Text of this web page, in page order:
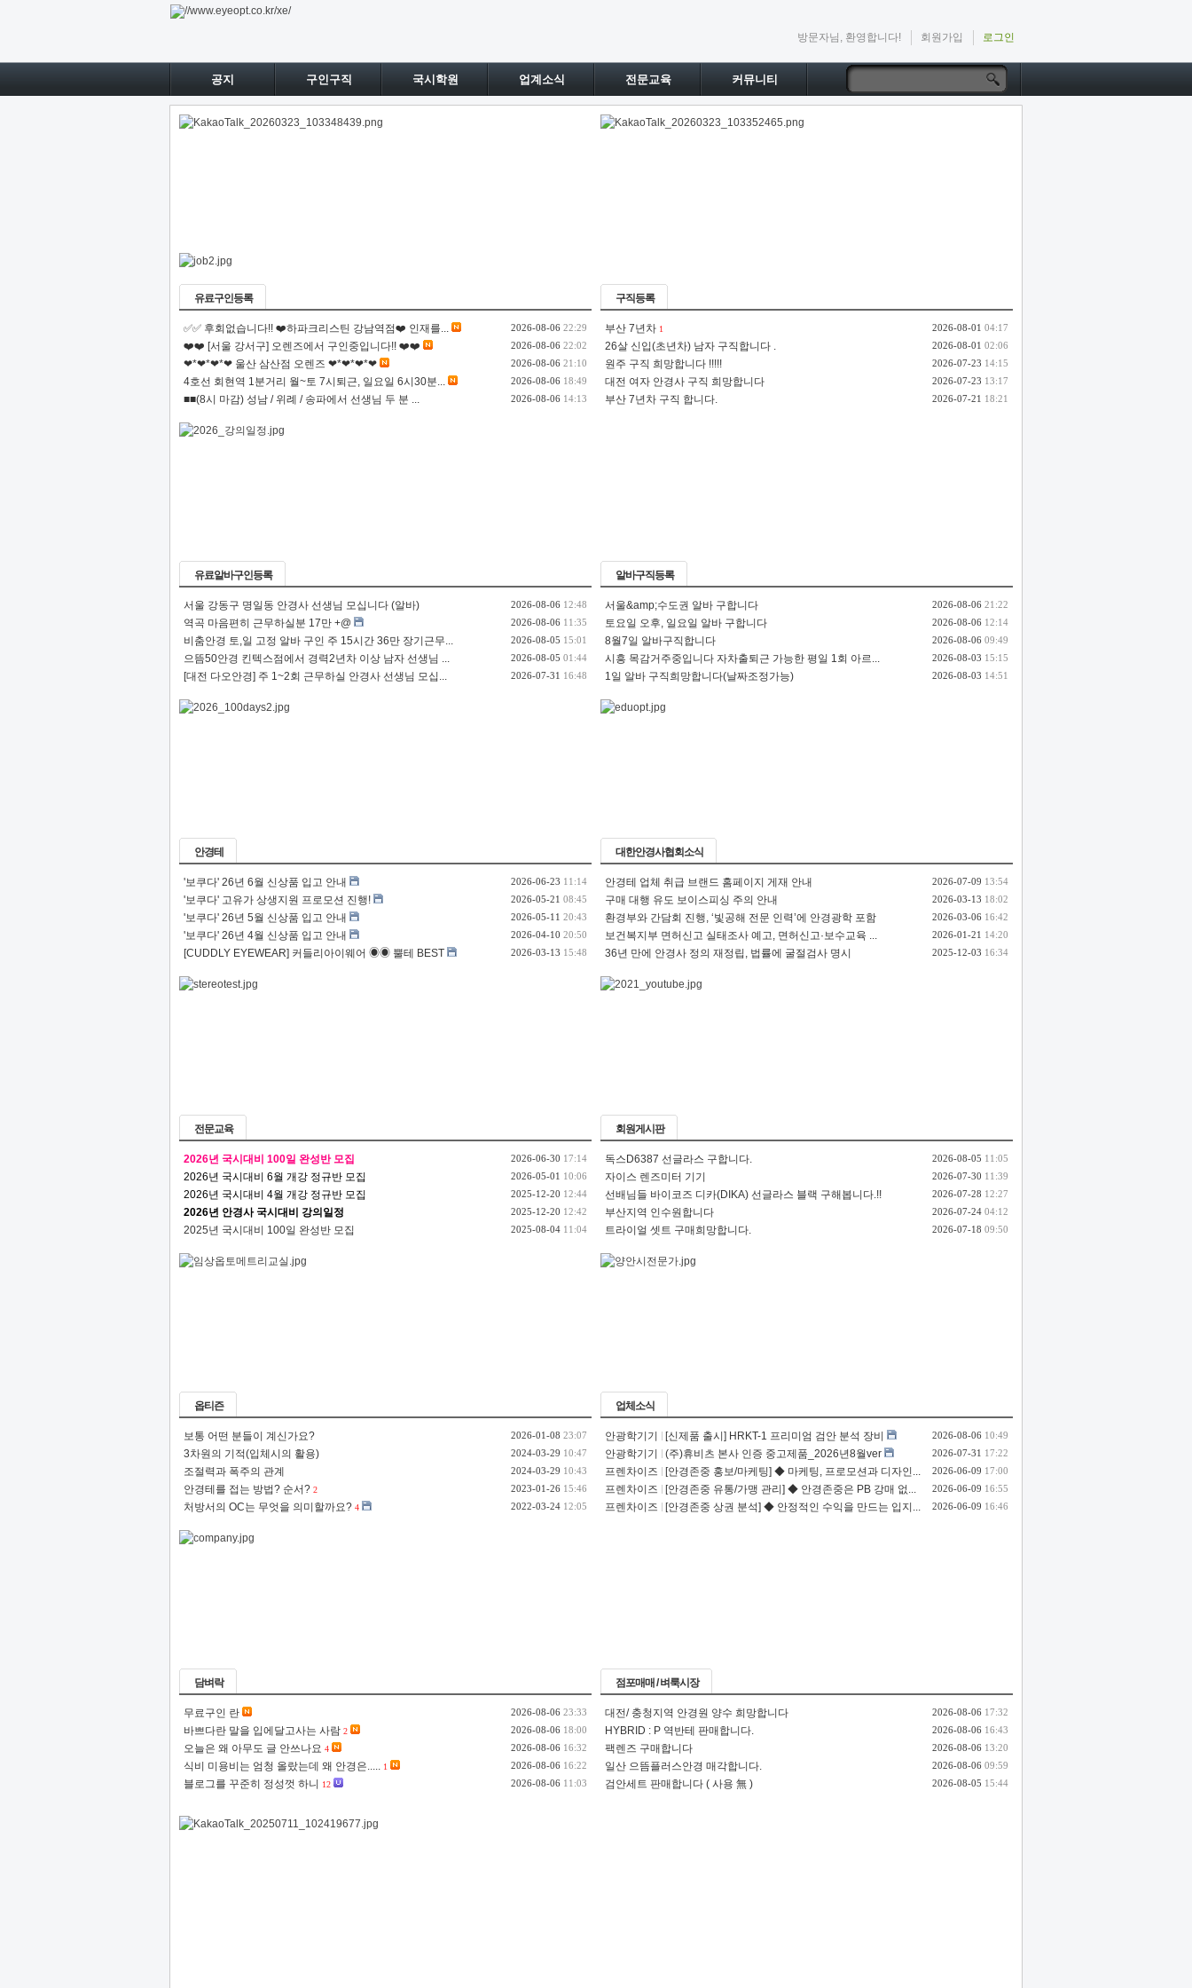
방문자님, 환영합니다! 회원가입 로그인
공지 구인구직 국시학원 업계소식 전문교육 커뮤니티
유료구인등록
✅✅ 후회없습니다!! ❤️하파크리스틴 강남역점❤️ 인재를... 2026-08-06 22:29
❤️❤️ [서울 강서구] 오렌즈에서 구인중입니다!! ❤️❤️ 2026-08-06 22:02
❤*❤*❤*❤ 울산 삼산점 오렌즈 ❤*❤*❤*❤ 2026-08-06 21:10
4호선 회현역 1분거리 월~토 7시퇴근, 일요일 6시30분... 2026-08-06 18:49
■■(8시 마감) 성남 / 위례 / 송파에서 선생님 두 분 ... 2026-08-06 14:13
구직등록
부산 7년차 1 2026-08-01 04:17
26살 신입(초년차) 남자 구직합니다 . 2026-08-01 02:06
원주 구직 희망합니다 !!!!! 2026-07-23 14:15
대전 여자 안경사 구직 희망합니다 2026-07-23 13:17
부산 7년차 구직 합니다. 2026-07-21 18:21
알바구직등록
서울&amp;수도권 알바 구합니다 2026-08-06 21:22
토요일 오후, 일요일 알바 구합니다 2026-08-06 12:14
8월7일 알바구직합니다 2026-08-06 09:49
시흥 목감거주중입니다 자차출퇴근 가능한 평일 1회 아르... 2026-08-03 15:15
1일 알바 구직희망합니다(날짜조정가능) 2026-08-03 14:51
유료알바구인등록
서울 강동구 명일동 안경사 선생님 모십니다 (알바) 2026-08-06 12:48
역곡 마음편히 근무하실분 17만 +@ 2026-08-06 11:35
비춤안경 토,일 고정 알바 구인 주 15시간 36만 장기근무... 2026-08-05 15:01
으뜸50안경 킨텍스점에서 경력2년차 이상 남자 선생님 ... 2026-08-05 01:44
[대전 다오안경] 주 1~2회 근무하실 안경사 선생님 모십... 2026-07-31 16:48
대한안경사협회소식
안경테 업체 취급 브랜드 홈페이지 게재 안내 2026-07-09 13:54
구매 대행 유도 보이스피싱 주의 안내 2026-03-13 18:02
환경부와 간담회 진행, ‘빛공해 전문 인력’에 안경광학 포함 2026-03-06 16:42
보건복지부 면허신고 실태조사 예고, 면허신고·보수교육 ... 2026-01-21 14:20
36년 만에 안경사 정의 재정립, 법률에 굴절검사 명시 2025-12-03 16:34
안경테
'보쿠다' 26년 6월 신상품 입고 안내 2026-06-23 11:14
'보쿠다' 고유가 상생지원 프로모션 진행! 2026-05-21 08:45
'보쿠다' 26년 5월 신상품 입고 안내 2026-05-11 20:43
'보쿠다' 26년 4월 신상품 입고 안내 2026-04-10 20:50
[CUDDLY EYEWEAR] 커들리아이웨어 ◉◉ 뿔테 BEST 2026-03-13 15:48
회원게시판
독스D6387 선글라스 구합니다. 2026-08-05 11:05
자이스 렌즈미터 기기 2026-07-30 11:39
선배님들 바이코즈 디카(DIKA) 선글라스 블랙 구해봅니다.!! 2026-07-28 12:27
부산지역 인수원합니다 2026-07-24 04:12
트라이얼 셋트 구매희망합니다. 2026-07-18 09:50
전문교육
2026년 국시대비 100일 완성반 모집 2026-06-30 17:14
2026년 국시대비 6월 개강 정규반 모집 2026-05-01 10:06
2026년 국시대비 4월 개강 정규반 모집 2025-12-20 12:44
2026년 안경사 국시대비 강의일정 2025-12-20 12:42
2025년 국시대비 100일 완성반 모집 2025-08-04 11:04
옵티즌
보통 어떤 분들이 계신가요? 2026-01-08 23:07
3차원의 기적(입체시의 활용) 2024-03-29 10:47
조절력과 폭주의 관계 2024-03-29 10:43
안경테를 접는 방법? 순서? 2 2023-01-26 15:46
처방서의 OC는 무엇을 의미할까요? 4 2022-03-24 12:05
업체소식
안광학기기 [신제품 출시] HRKT-1 프리미엄 검안 분석 장비 2026-08-06 10:49
안광학기기 (주)휴비츠 본사 인증 중고제품_2026년8월ver 2026-07-31 17:22
프렌차이즈 [안경존중 홍보/마케팅] ◆ 마케팅, 프로모션과 디자인... 2026-06-09 17:00
프렌차이즈 [안경존중 유통/가맹 관리] ◆ 안경존중은 PB 강매 없... 2026-06-09 16:55
프렌차이즈 [안경존중 상권 분석] ◆ 안정적인 수익을 만드는 입지... 2026-06-09 16:46
점포매매 / 벼룩시장
대전/ 충청지역 안경원 양수 희망합니다 2026-08-06 17:32
HYBRID : P 역반테 판매합니다. 2026-08-06 16:43
팩렌즈 구매합니다 2026-08-06 13:20
일산 으뜸플러스안경 매각합니다. 2026-08-06 09:59
검안세트 판매합니다 ( 사용 無 ) 2026-08-05 15:44
담벼락
무료구인 란 2026-08-06 23:33
바쁘다란 말을 입에달고사는 사람 2 2026-08-06 18:00
오늘은 왜 아무도 글 안쓰나요 4 2026-08-06 16:32
식비 미용비는 엄청 올랐는데 왜 안경은..... 1 2026-08-06 16:22
블로그를 꾸준히 정성껏 하니 12 2026-08-06 11:03